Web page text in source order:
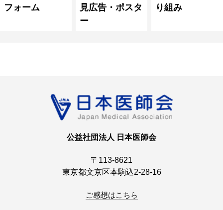
フォーム
見広告・ポスタ
ー
り組み
公益社団法人 日本医師会
〒113-8621
東京都文京区本駒込2-28-16
ご感想はこちら